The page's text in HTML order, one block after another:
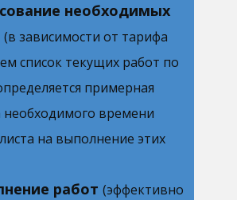
необходимых
(в зависимости от тарифа
список текущих работ по
примерная
необходимого времени
на выполнение этих
работ (эффективно